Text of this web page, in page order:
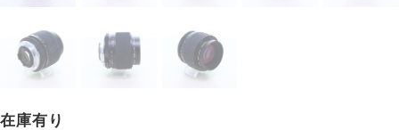
在庫有り